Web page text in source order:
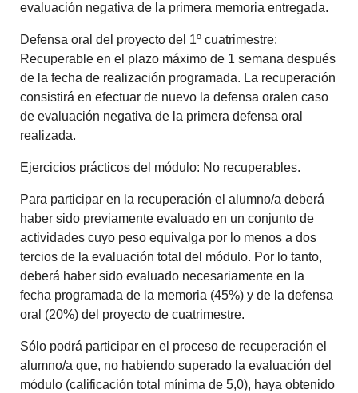
evaluación negativa de la primera memoria entregada.
Defensa oral del proyecto del 1º cuatrimestre:
Recuperable en el plazo máximo de 1 semana después
de la fecha de realización programada. La recuperación
consistirá en efectuar de nuevo la defensa oralen caso
de evaluación negativa de la primera defensa oral
realizada.
Ejercicios prácticos del módulo: No recuperables.
Para participar en la recuperación el alumno/a deberá
haber sido previamente evaluado en un conjunto de
actividades cuyo peso equivalga por lo menos a dos
tercios de la evaluación total del módulo. Por lo tanto,
deberá haber sido evaluado necesariamente en la
fecha programada de la memoria (45%) y de la defensa
oral (20%) del proyecto de cuatrimestre.
Sólo podrá participar en el proceso de recuperación el
alumno/a que, no habiendo superado la evaluación del
módulo (calificación total mínima de 5,0), haya obtenido